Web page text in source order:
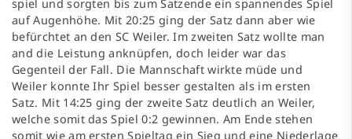
spiel und sorgten bis zum Satzende ein spannendes Spiel
auf Augenhöhe. Mit 20:25 ging der Satz dann aber wie
befürchtet an den SC Weiler. Im zweiten Satz wollte man
and die Leistung anknüpfen, doch leider war das
Gegenteil der Fall. Die Mannschaft wirkte müde und
Weiler konnte Ihr Spiel besser gestalten als im ersten
Satz. Mit 14:25 ging der zweite Satz deutlich an Weiler,
welche somit das Spiel 0:2 gewinnen. Am Ende stehen
somit wie am ersten Spieltag ein Sieg und eine Niederlage